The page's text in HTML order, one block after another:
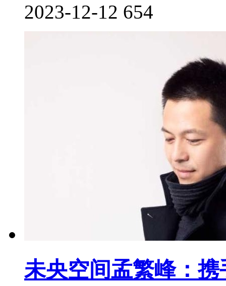
2023-12-12 654
未央空间孟繁峰：